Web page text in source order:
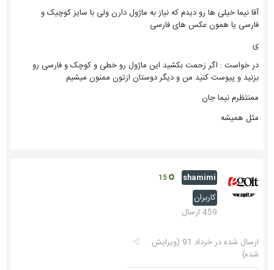
آقا نیما خیلی ها رو دیدم که نیاز به ماژول دارن ولی با سایز کوچیک و
فارسی یا همون عکس های فارسی
ی
در خواست : اگر زحمت بکشید این ماژول رو خطی و کوچک و فارسی رو
بزنید و پیوست کنید من و دیگر دوستان ازتون ممنون میشیم
ممنتظرم نیما جان
مثل همیشه
shamimi
کاربران
459 ارسال
ارسال شده درخرداد 91
(ویرایش
شده)